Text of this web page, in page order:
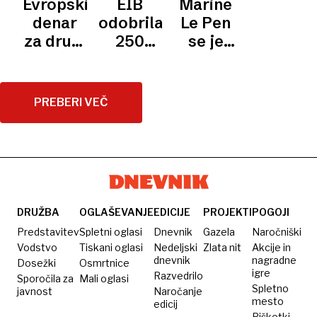
vrednega
posojila
EU
bi lahko
posodili
za
prihod
hrano v
Slovenijo
Evropski
denar
za drugi
EIB
odobrila
250
evrov
posojila
Marine
Le Pen
se je
PREBERI VEČ
DRUŽBA
Predstavitev
Vodstvo
Dosežki
Sporočila za
javnost
OGLAŠEVANJE
Spletni oglasi
Tiskani oglasi
Osmrtnice
Mali oglasi
EDICIJE
Dnevnik
Nedeljski
dnevnik
Razvedrilo
Naročanje
edicij
PROJEKTI
Gazela
Zlata nit
POGOJI
Naročniški
Akcije in
nagradne
igre
Spletno
mesto